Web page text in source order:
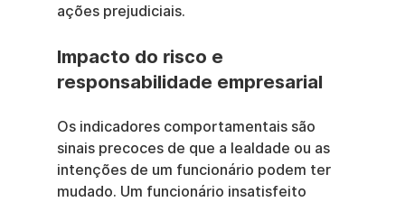
ações prejudiciais.
Impacto do risco e
responsabilidade empresarial
Os indicadores comportamentais são
sinais precoces de que a lealdade ou as
intenções de um funcionário podem ter
mudado. Um funcionário insatisfeito